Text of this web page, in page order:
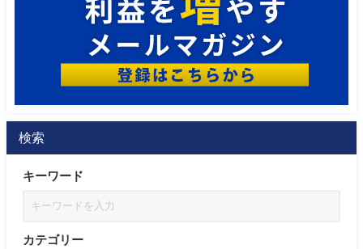
検索
キーワード
カテゴリー